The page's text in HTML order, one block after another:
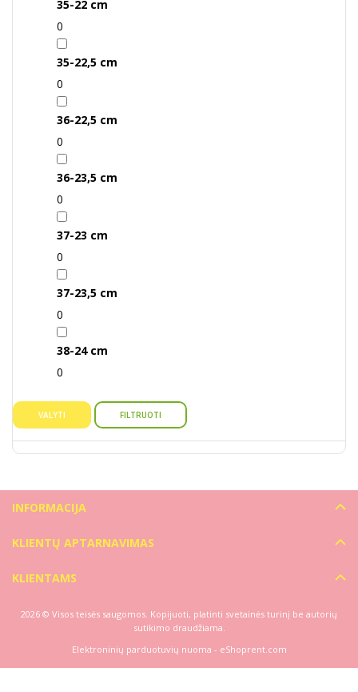
35-22 cm
0
35-22,5 cm
0
36-22,5 cm
0
36-23,5 cm
0
37-23 cm
0
37-23,5 cm
0
38-24 cm
0
VALYTI FILTRUOTI
INFORMACIJA
KLIENTŲ APTARNAVIMAS
KLIENTAMS
2026 © Visos teisės saugomos. Kopijuoti, platinti svetainės turinį be autorių
sutikimo draudžiama.
Elektroninių parduotuvių nuoma - eShoprent.com